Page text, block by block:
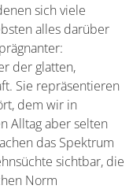
sich viele
alles darüber
der glatten,
Sie repräsentieren
dem wir in
Alltag aber selten
das Spektrum
sichtbar, die
Norm